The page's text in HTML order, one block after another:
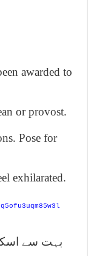
awarded to
or provost.
Pose for
exhilarated.
بہت سے